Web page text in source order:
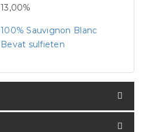
13,00%
100% Sauvignon Blanc
Bevat sulfieten